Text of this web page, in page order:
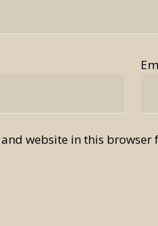
website in this